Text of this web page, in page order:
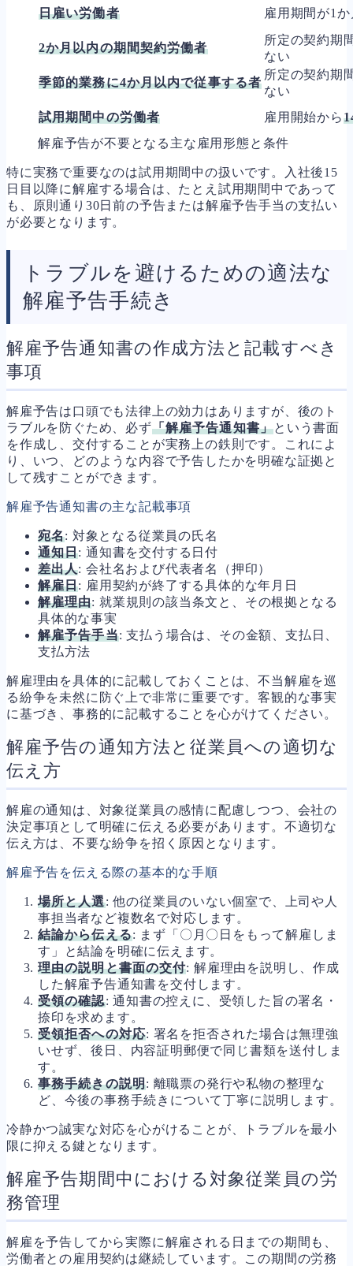
日雇い労働者
雇用期間が1
2か月以内の期間契約労働者
所定の契約期
ない
季節的業務に4か月以内で従事する者
所定の契約期
ない
試用期間中の労働者
雇用開始から
解雇予告が不要となる主な雇用形態と条件
特に実務で重要なのは試用期間中の扱いです。入社後15
日目以降に解雇する場合は、たとえ試用期間中であって
も、原則通り30日前の予告または解雇予告手当の支払い
が必要となります。
トラブルを避けるための適法な
解雇予告手続き
解雇予告通知書の作成方法と記載すべき
事項
解雇予告は口頭でも法律上の効力はありますが、後のト
ラブルを防ぐため、必ず「解雇予告通知書」という書面
を作成し、交付することが実務上の鉄則です。これによ
り、いつ、どのような内容で予告したかを明確な証拠と
して残すことができます。
解雇予告通知書の主な記載事項
宛名: 対象となる従業員の氏名
通知日: 通知書を交付する日付
差出人: 会社名および代表者名（押印）
解雇日: 雇用契約が終了する具体的な年月日
解雇理由: 就業規則の該当条文と、その根拠となる
具体的な事実
解雇予告手当: 支払う場合は、その金額、支払日、
支払方法
解雇理由を具体的に記載しておくことは、不当解雇を巡
る紛争を未然に防ぐ上で非常に重要です。客観的な事実
に基づき、事務的に記載することを心がけてください。
解雇予告の通知方法と従業員への適切な
伝え方
解雇の通知は、対象従業員の感情に配慮しつつ、会社の
決定事項として明確に伝える必要があります。不適切な
伝え方は、不要な紛争を招く原因となります。
解雇予告を伝える際の基本的な手順
場所と人選: 他の従業員のいない個室で、上司や人
事担当者など複数名で対応します。
結論から伝える: まず「〇月〇日をもって解雇しま
す」と結論を明確に伝えます。
理由の説明と書面の交付: 解雇理由を説明し、作成
した解雇予告通知書を交付します。
受領の確認: 通知書の控えに、受領した旨の署名・
捺印を求めます。
受領拒否への対応: 署名を拒否された場合は無理強
いせず、後日、内容証明郵便で同じ書類を送付しま
す。
事務手続きの説明: 離職票の発行や私物の整理な
ど、今後の事務手続きについて丁寧に説明します。
冷静かつ誠実な対応を心がけることが、トラブルを最小
限に抑える鍵となります。
解雇予告期間中における対象従業員の労
務管理
解雇を予告してから実際に解雇される日までの期間も、
労働者との雇用契約は継続しています。この期間の労務